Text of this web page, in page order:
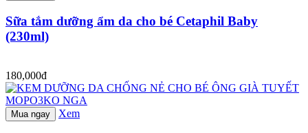
Sữa tắm dưỡng ẩm da cho bé Cetaphil Baby
(230ml)
180,000đ
Mua ngay Xem